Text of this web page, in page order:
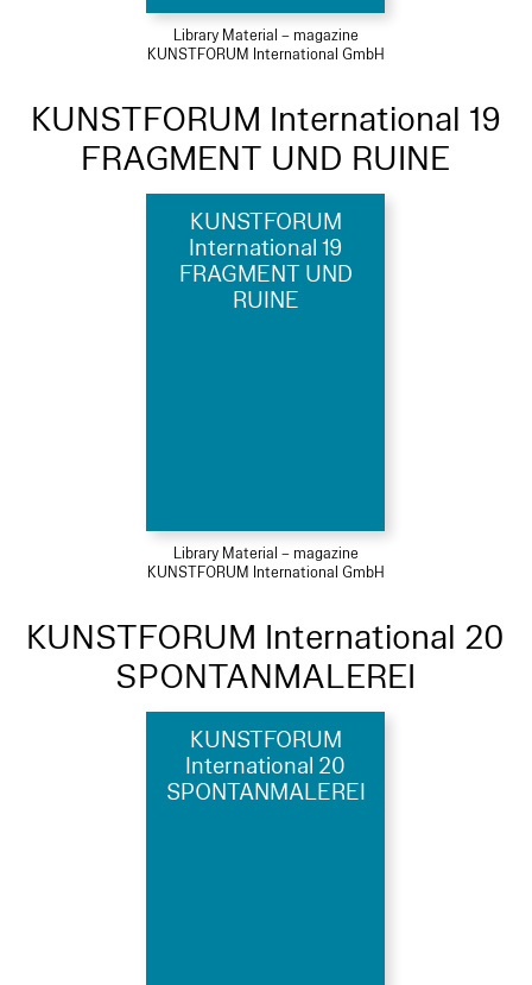
Library Material – magazine
KUNSTFORUM International GmbH
KUNSTFORUM International 19
FRAGMENT UND RUINE
KUNSTFORUM
International 19
FRAGMENT UND
RUINE
Library Material – magazine
KUNSTFORUM International GmbH
KUNSTFORUM International 20
SPONTANMALEREI
KUNSTFORUM
International 20
SPONTANMALEREI